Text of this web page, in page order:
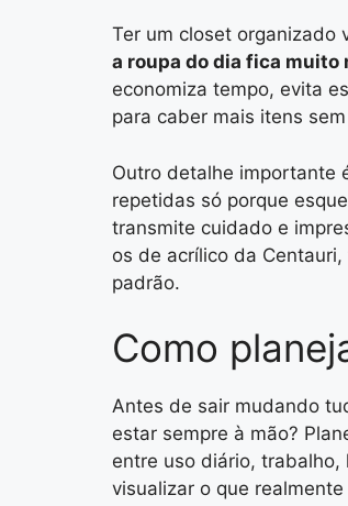
Ter um closet organizado
a roupa do dia fica muito
economiza tempo, evita
para caber mais itens
Outro detalhe importante
repetidas só porque
transmite cuidado e
os de acrílico da
padrão.
Como
Antes de sair mudando
estar sempre à mão?
entre uso diário, trabalho,
visualizar o que